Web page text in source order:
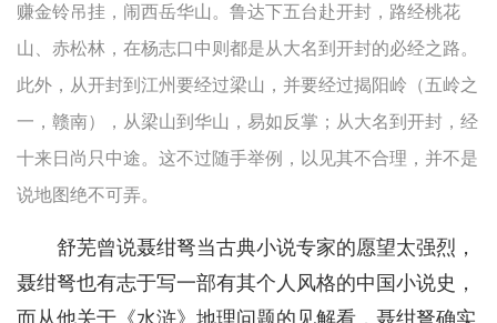
赚金铃吊挂，闹西岳华山。鲁达下五台赴开封，路经桃花
山、赤松林，在杨志口中则都是从大名到开封的必经之路。
此外，从开封到江州要经过梁山，并要经过揭阳岭（五岭之
一，赣南），从梁山到华山，易如反掌；从大名到开封，经
十来日尚只中途。这不过随手举例，以见其不合理，并不是
说地图绝不可弄。
舒芜曾说聂绀弩当古典小说专家的愿望太强烈，
聂绀弩也有志于写一部有其个人风格的中国小说史，
而从他关于《水浒》地理问题的见解看，聂绀弩确实